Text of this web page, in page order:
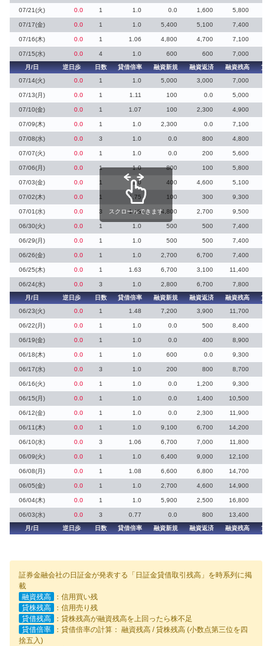
07/21(火) 0.0 1 1.0 0.0 1,600 5,800
07/17(金) 0.0 1 1.0 5,400 5,100 7,400
07/16(木) 0.0 1 1.06 4,800 4,700 7,100
07/15(水) 0.0 4 1.0 600 600
7,000
月/日
逆日歩 日数 貸借倍率 融資新規 融資返済 融資残高
貸
07/14(火)
0.0 1 1.0 5,000 3,000 7,000
07/13(月) 0.0 1 1.11 100 0.0 5,000
07/10(金) 0.0 1 1.07 100 2,300 4,900
07/09(木) 0.0 1 1.0 2,300 0.0 7,100
07/08(水) 0.0 3 1.0 0.0 800 4,800
07/07(火) 0.0 1 1.0 0.0 200 5,600
07/06(月) 0.0 1 1.0 800 100 5,800
07/03(金) 0.0 1 1.0 400 4,600 5,100
07/02(木) 0.0 1 1.75 100 300 9,300
07/01(水) 0.0 3 1.28 4,800 2,700 9,500
06/30(火) 0.0 1 1.0 500 500 7,400
06/29(月) 0.0 1 1.0 500 500 7,400
06/26(金) 0.0 1 1.0 2,700 6,700 7,400
06/25(木) 0.0 1 1.63 6,700 3,100 11,400
06/24(水) 0.0 3 1.0 2,800 6,700
7,800
月/日
逆日歩 日数 貸借倍率 融資新規 融資返済 融資残高
貸
06/23(火)
0.0 1 1.48 7,200 3,900 11,700
06/22(月) 0.0 1 1.0 0.0 500 8,400
06/19(金) 0.0 1 1.0 0.0 400 8,900
06/18(木) 0.0 1 1.0 600 0.0 9,300
06/17(水) 0.0 3 1.0 200 800 8,700
06/16(火) 0.0 1 1.0 0.0 1,200 9,300
06/15(月) 0.0 1 1.0 0.0 1,400 10,500
06/12(金) 0.0 1 1.0 0.0 2,300 11,900
06/11(木) 0.0 1 1.0 9,100 6,700 14,200
06/10(水) 0.0 3 1.06 6,700 7,000 11,800
06/09(火) 0.0 1 1.0 6,400 9,000 12,100
06/08(月) 0.0 1 1.08 6,600 6,800 14,700
06/05(金) 0.0 1 1.0 2,700 4,600 14,900
06/04(木) 0.0 1 1.0 5,900 2,500 16,800
06/03(水) 0.0 3 0.77 0.0 800
13,400
月/日
逆日歩 日数 貸借倍率 融資新規 融資返済 融資残高 貸
スクロールできます
証券金融会社の日証金が発表する「日証金貸借取引残高」を時系列に掲
載
融資残高
：信用買い残
貸株残高
：信用売り残
貸借残高
：貸株残高が融資残高を上回ったら株不足
貸借倍率
：貸借倍率の計算： 融資残高 / 貸株残高 (小数点第三位を四
捨五入)